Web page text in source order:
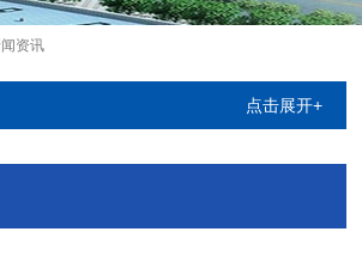
资讯
点击展开+